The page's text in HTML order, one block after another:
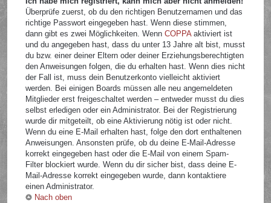
Überprüfe zuerst, ob du den richtigen Benutzernamen und das
richtige Passwort eingegeben hast. Wenn diese stimmen,
dann gibt es zwei Möglichkeiten. WennCOPPAaktiviert ist
und du angegeben hast, dass du unter 13 Jahre alt bist, musst
du bzw. einer deiner Eltern oder deiner Erziehungsberechtigten
den Anweisungen folgen, die du erhalten hast. Wenn dies nicht
der Fall ist, muss dein Benutzerkonto vielleicht aktiviert
werden. Bei einigen Boards müssen alle neu angemeldeten
Mitglieder erst freigeschaltet werden – entweder musst du dies
selbst erledigen oder ein Administrator. Bei der Registrierung
wurde dir mitgeteilt, ob eine Aktivierung nötig ist oder nicht.
Wenn du eine E-Mail erhalten hast, folge den dort enthaltenen
Anweisungen. Ansonsten prüfe, ob du deine E-Mail-Adresse
korrekt eingegeben hast oder die E-Mail von einem Spam-
Filter blockiert wurde. Wenn du dir sicher bist, dass deine E-
Mail-Adresse korrekt eingegeben wurde, dann kontaktiere
einen Administrator.
Nach oben